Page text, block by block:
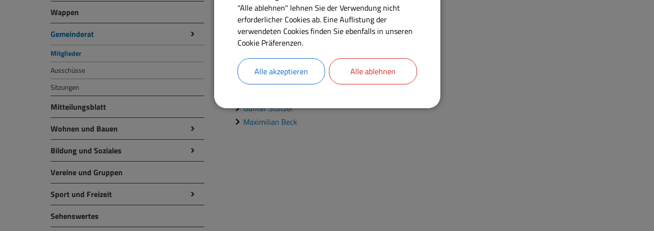
Wappen
Gemeinderat
Mitglieder
Ausschüsse
Sitzungen
Mitteilungsblatt
Wohnen und Bauen
Bildung und Soziales
Vereine und Gruppen
Sport und Freizeit
Sehenswertes
Anne Leidel
Eva Rosenthaler
Friedrich Schmidt
Martin Engelhard
Kevin Stützer
Günter Stützer
Maximilian Beck
"Alle ablehnen" lehnen Sie der Verwendung nicht
erforderlicher Cookies ab. Eine Auflistung der
verwendeten Cookies finden Sie ebenfalls in unseren
Cookie Präferenzen.
Alle akzeptieren Alle ablehnen